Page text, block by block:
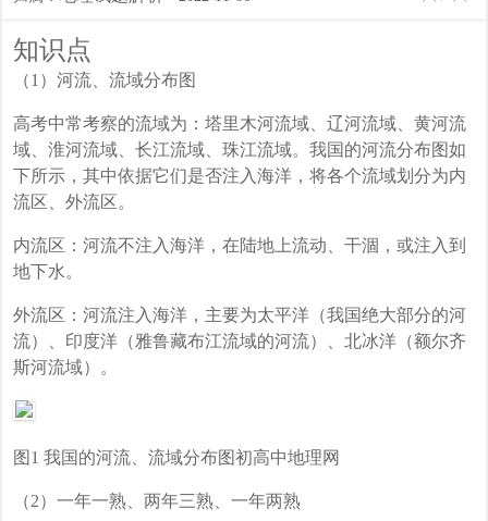
知识点
（1）河流、流域分布图
高考中常考察的流域为：塔里木河流域、辽河流域、黄河流
域、淮河流域、长江流域、珠江流域。我国的河流分布图如
下所示，其中依据它们是否注入海洋，将各个流域划分为内
流区、外流区。
内流区：河流不注入海洋，在陆地上流动、干涸，或注入到
地下水。
外流区：河流注入海洋，主要为太平洋（我国绝大部分的河
流）、印度洋（雅鲁藏布江流域的河流）、北冰洋（额尔齐
斯河流域）。
图1 我国的河流、流域分布图初高中地理网
（2）一年一熟、两年三熟、一年两熟